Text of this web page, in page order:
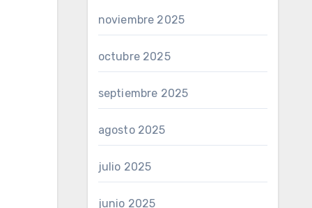
noviembre 2025
octubre 2025
septiembre 2025
agosto 2025
julio 2025
junio 2025